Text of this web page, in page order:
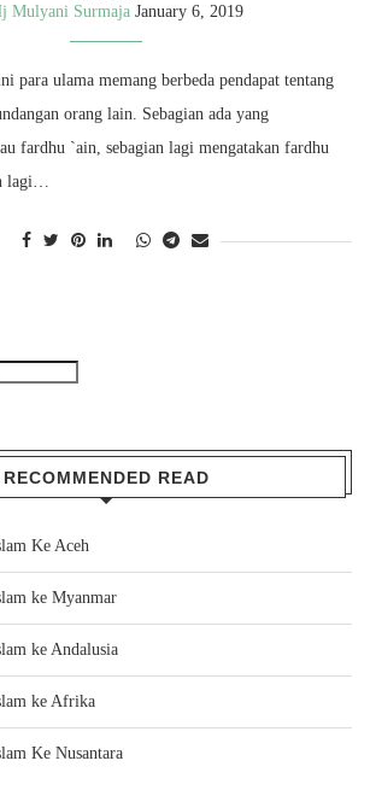
Mulyani Surmaja January 6, 2019
para ulama memang berbeda pendapat tentang
orang lain. Sebagian ada yang
fardhu `ain, sebagian lagi mengatakan fardhu
lagi…
RECOMMENDED READ
Ke Aceh
ke Myanmar
ke Andalusia
ke Afrika
Ke Nusantara